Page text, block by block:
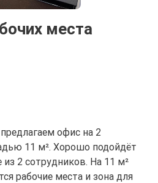
места
офис на 2
11 м². Хорошо подойдёт
2 сотрудников. На 11 м²
рабочие места и зона для